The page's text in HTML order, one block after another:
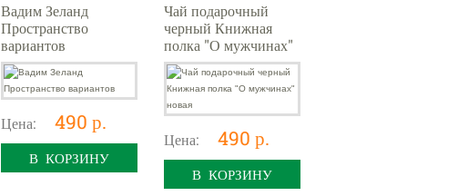
Вадим Зеланд
Пространство
вариантов
Цена: 490 р.
В КОРЗИНУ
Чай подарочный
черный Книжная
полка "О мужчинах"
новая
Цена: 490 р.
В КОРЗИНУ